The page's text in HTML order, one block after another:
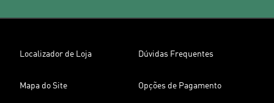
Localizador de Loja Dúvidas Frequentes
Mapa do Site Opções de Pagamento